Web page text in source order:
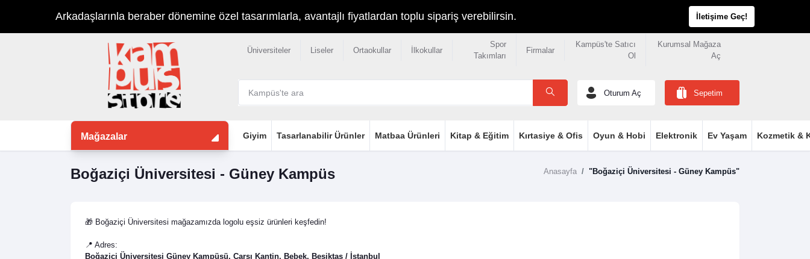
Arkadaşlarınla beraber dönemine özel tasarımlarla, avantajlı fiyatlardan toplu sipariş verebilirsin. İletişime Geç!
Üniversiteler Liseler Ortaokullar İlkokullar
Spor
Takımları
Firmalar
Kampüs'te Satıcı
Ol
Kurumsal Mağaza
Aç
Oturum Aç Sepetim
Mağazalar Giyim Tasarlanabilir Ürünler Matbaa Ürünleri Kitap & Eğitim Kırtasiye & Ofis Oyun & Hobi Elektronik Ev Yaşam Kozmetik &
Boğaziçi Üniversitesi - Güney Kampüs Anasayfa "Boğaziçi Üniversitesi - Güney Kampüs"
🎁 Boğaziçi Üniversitesi mağazamızda logolu eşsiz ürünleri keşfedin!
📍 Adres:
Boğaziçi Üniversitesi Güney Kampüsü, Çarşı Kantin, Bebek, Beşiktaş / İstanbul